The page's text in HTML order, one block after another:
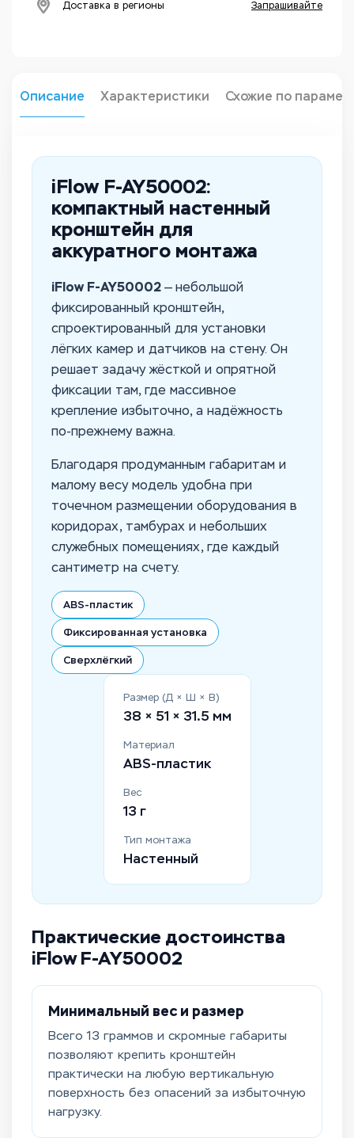
Доставка в регионы Запрашивайте
Описание Характеристики Схожие по
iFlow F-AY50002:
компактный настенный
кронштейн для
аккуратного монтажа
iFlow F-AY50002 — небольшой
фиксированный кронштейн,
спроектированный для установки
лёгких камер и датчиков на стену. Он
решает задачу жёсткой и опрятной
фиксации там, где массивное
крепление избыточно, а надёжность
по-прежнему важна.
Благодаря продуманным габаритам и
малому весу модель удобна при
точечном размещении оборудования в
коридорах, тамбурах и небольших
служебных помещениях, где каждый
сантиметр на счету.
ABS-пластик
Фиксированная установка
Сверхлёгкий
Размер (Д × Ш × В)
38 × 51 × 31.5 мм
Материал
ABS-пластик
Вес
13 г
Тип монтажа
Настенный
Практические достоинства
iFlow F-AY50002
Минимальный вес и размер
Всего 13 граммов и скромные габариты
позволяют крепить кронштейн
практически на любую вертикальную
поверхность без опасений за избыточную
нагрузку.